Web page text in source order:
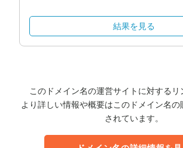
結果を見る
このドメイン名の運営サイトに対する
より詳しい情報や概要はこのドメイン名の
されています。